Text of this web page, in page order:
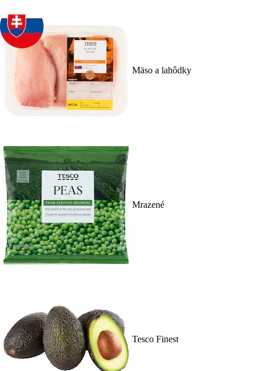
Mäso a lahôdky
Mrazené
Tesco Finest